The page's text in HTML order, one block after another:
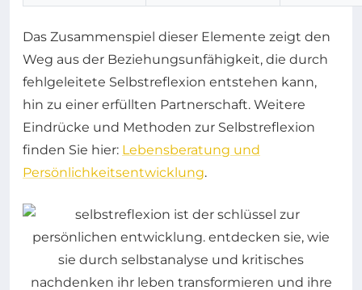
Das Zusammenspiel dieser Elemente zeigt den
Weg aus der Beziehungsunfähigkeit, die durch
fehlgeleitete Selbstreflexion entstehen kann,
hin zu einer erfüllten Partnerschaft. Weitere
Eindrücke und Methoden zur Selbstreflexion
finden Sie hier: Lebensberatung und
Persönlichkeitsentwicklung.